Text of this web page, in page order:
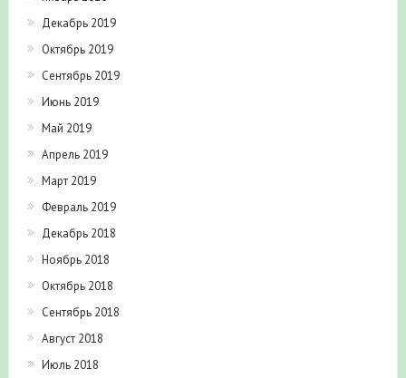
Декабрь 2019
Октябрь 2019
Сентябрь 2019
Июнь 2019
Май 2019
Апрель 2019
Март 2019
Февраль 2019
Декабрь 2018
Ноябрь 2018
Октябрь 2018
Сентябрь 2018
Август 2018
Июль 2018